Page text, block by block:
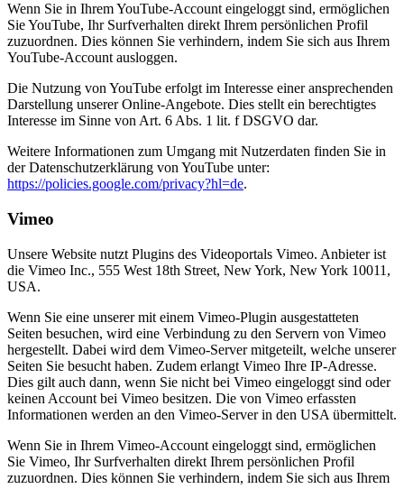
Wenn Sie in Ihrem YouTube-Account eingeloggt sind, ermöglichen
Sie YouTube, Ihr Surfverhalten direkt Ihrem persönlichen Profil
zuzuordnen. Dies können Sie verhindern, indem Sie sich aus Ihrem
YouTube-Account ausloggen.
Die Nutzung von YouTube erfolgt im Interesse einer ansprechenden
Darstellung unserer Online-Angebote. Dies stellt ein berechtigtes
Interesse im Sinne von Art. 6 Abs. 1 lit. f DSGVO dar.
Weitere Informationen zum Umgang mit Nutzerdaten finden Sie in
der Datenschutzerklärung von YouTube unter:
https://policies.google.com/privacy?hl=de.
Vimeo
Unsere Website nutzt Plugins des Videoportals Vimeo. Anbieter ist
die Vimeo Inc., 555 West 18th Street, New York, New York 10011,
USA.
Wenn Sie eine unserer mit einem Vimeo-Plugin ausgestatteten
Seiten besuchen, wird eine Verbindung zu den Servern von Vimeo
hergestellt. Dabei wird dem Vimeo-Server mitgeteilt, welche unserer
Seiten Sie besucht haben. Zudem erlangt Vimeo Ihre IP-Adresse.
Dies gilt auch dann, wenn Sie nicht bei Vimeo eingeloggt sind oder
keinen Account bei Vimeo besitzen. Die von Vimeo erfassten
Informationen werden an den Vimeo-Server in den USA übermittelt.
Wenn Sie in Ihrem Vimeo-Account eingeloggt sind, ermöglichen
Sie Vimeo, Ihr Surfverhalten direkt Ihrem persönlichen Profil
zuzuordnen. Dies können Sie verhindern, indem Sie sich aus Ihrem